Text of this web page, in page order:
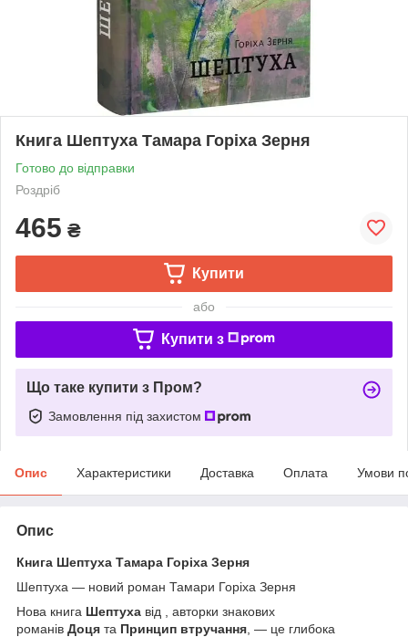
Книга Шептуха Тамара Горіха Зерня
Готово до відправки
Роздріб
465 ₴
Купити
або
Купити з
Що таке купити з Пром?
Замовлення під захистом
Опис Характеристики Доставка Оплата Умови
Опис
Книга Шептуха Тамара Горіха Зерня
Шептуха — новий роман Тамари Горіха Зерня
Нова книга Шептуха від , авторки знакових
романів Доця та Принцип втручання , — це глибока